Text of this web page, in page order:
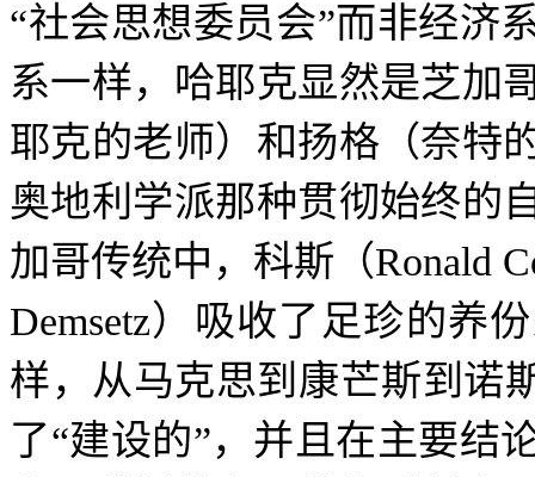
“社会思想委员会”而非经济
系一样，哈耶克显然是芝加
耶克的老师）和扬格（奈特
奥地利学派那种贯彻始终的
加哥传统中，科斯（Ronald
Demsetz）吸收了足珍的养
样，从马克思到康芒斯到诺
了“建设的”，并且在主要结